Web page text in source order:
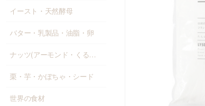
イースト・天然酵母
バター・乳製品・油脂・卵
ナッツ(アーモンド・くるみ等)
栗・芋・かぼちゃ・シード
世界の食材